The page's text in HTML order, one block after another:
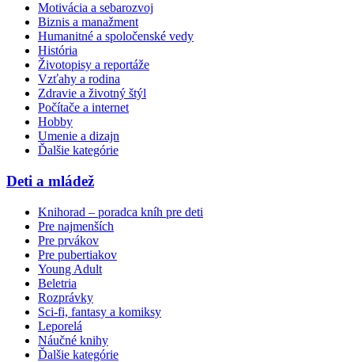
Motivácia a sebarozvoj
Biznis a manažment
Humanitné a spoločenské vedy
História
Životopisy a reportáže
Vzťahy a rodina
Zdravie a životný štýl
Počítače a internet
Hobby
Umenie a dizajn
Ďalšie kategórie
Deti a mládež
Knihorad – poradca kníh pre deti
Pre najmenších
Pre prvákov
Pre pubertiakov
Young Adult
Beletria
Rozprávky
Sci-fi, fantasy a komiksy
Leporelá
Náučné knihy
Ďalšie kategórie